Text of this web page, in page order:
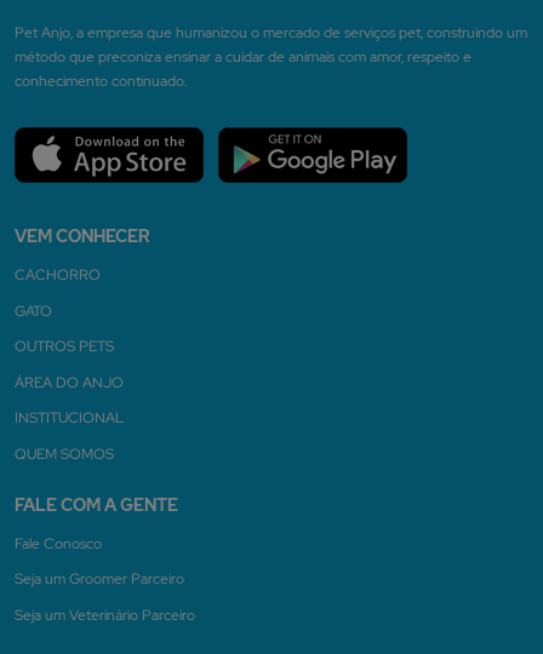
Pet Anjo, a empresa que humanizou o mercado de serviços pet, construindo um
método que preconiza ensinar a cuidar de animais com amor, respeito e
conhecimento continuado.
VEM CONHECER
CACHORRO
GATO
OUTROS PETS
ÁREA DO ANJO
INSTITUCIONAL
QUEM SOMOS
FALE COM A GENTE
Fale Conosco
Seja um Groomer Parceiro
Seja um Veterinário Parceiro